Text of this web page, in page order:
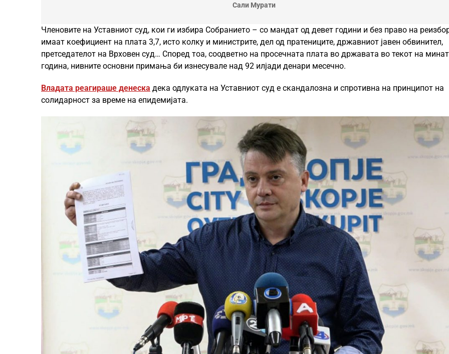
Сали Мурати
Членовите на Уставниот суд, кои ги избира Собранието – со мандат од девет години и без право на
имаат коефициент на плата 3,7, исто колку и министрите, дел од пратениците, државниот јавен обвинител,
претседателот на Врховен суд… Според тоа, соодветно на просечната плата во државата во текот на
година, нивните основни примања би изнесувале над 92 илјади денари месечно.
Владата реагираше денеска дека одлуката на Уставниот суд е скандалозна и спротивна на принципот на
солидарност за време на епидемијата.